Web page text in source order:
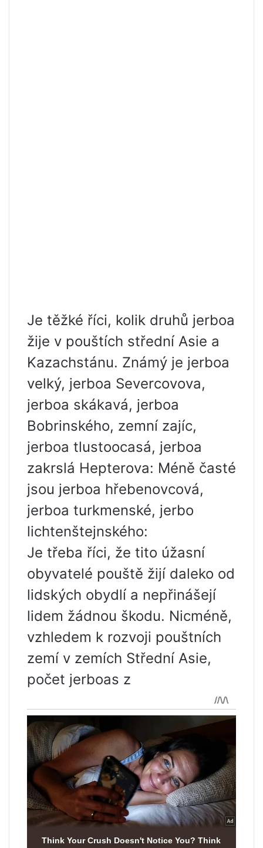
Je těžké říci, kolik druhů jerboa
žije v pouštích střední Asie a
Kazachstánu. Známý je jerboa
velký, jerboa Severcovova,
jerboa skákavá, jerboa
Bobrinského, zemní zajíc,
jerboa tlustoocasá, jerboa
zakrslá Hepterova: Méně časté
jsou jerboa hřebenovcová,
jerboa turkmenské, jerbo
lichtenštejnského:
Je třeba říci, že tito úžasní
obyvatelé pouště žijí daleko od
lidských obydlí a nepřinášejí
lidem žádnou škodu. Nicméně,
vzhledem k rozvoji pouštních
zemí v zemích Střední Asie,
počet jerboas z